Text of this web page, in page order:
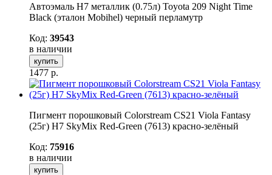
Автоэмаль H7 металлик (0.75л) Toyota 209 Night Time
Black (эталон Mobihel) черный перламутр
Код: 39543
в наличии
купить
1477 р.
Пигмент порошковый Colorstream CS21 Viola Fantasy
(25г) H7 SkyMix Red-Green (7613) красно-зелёный
Код: 75916
в наличии
купить